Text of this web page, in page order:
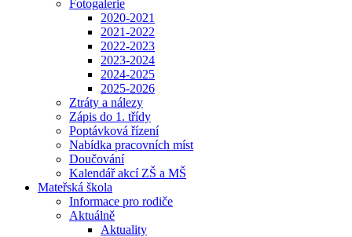
Fotogalerie
2020-2021
2021-2022
2022-2023
2023-2024
2024-2025
2025-2026
Ztráty a nálezy
Zápis do 1. třídy
Poptávková řízení
Nabídka pracovních míst
Doučování
Kalendář akcí ZŠ a MŠ
Mateřská škola
Informace pro rodiče
Aktuálně
Aktuality